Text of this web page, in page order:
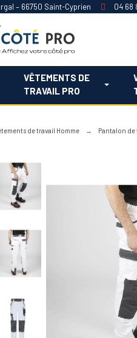
– 66750 Saint-Cyprien 04 68
VÊTEMENTS DE
TRAVAIL PRO
de travail Homme Pantalon de